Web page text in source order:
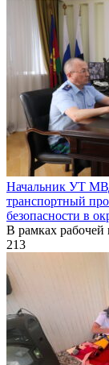
Начальник УТ
транспортный
безопасности в
В рамках
213